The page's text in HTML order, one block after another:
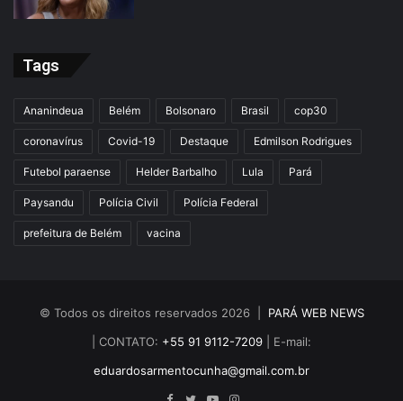
Tags
Ananindeua Belém Bolsonaro Brasil cop30
coronavírus Covid-19 Destaque Edmilson Rodrigues
Futebol paraense Helder Barbalho Lula Pará
Paysandu Polícia Civil Polícia Federal
prefeitura de Belém vacina
© Todos os direitos reservados 2026 | PARÁ WEB NEWS
| CONTATO: +55 91 9112-7209 | E-mail:
eduardosarmentocunha@gmail.com.br